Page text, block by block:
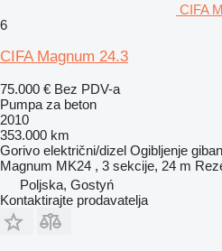
CIFA
6
CIFA Magnum 24.3
75.000 € Bez PDV-a
Pumpa za beton
2010
353.000 km
Gorivo električni/dizel Ogibljenje
Magnum MK24 , 3 sekcije, 24 m
Poljska, Gostyń
Kontaktirajte prodavatelja